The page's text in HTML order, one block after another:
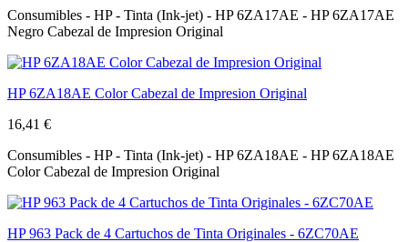
Consumibles - HP - Tinta (Ink-jet) - HP 6ZA17AE - HP 6ZA17AE
Negro Cabezal de Impresion Original
HP 6ZA18AE Color Cabezal de Impresion Original
16,41 €
Consumibles - HP - Tinta (Ink-jet) - HP 6ZA18AE - HP 6ZA18AE
Color Cabezal de Impresion Original
HP 963 Pack de 4 Cartuchos de Tinta Originales - 6ZC70AE